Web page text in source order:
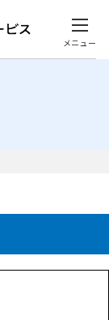
メニュー